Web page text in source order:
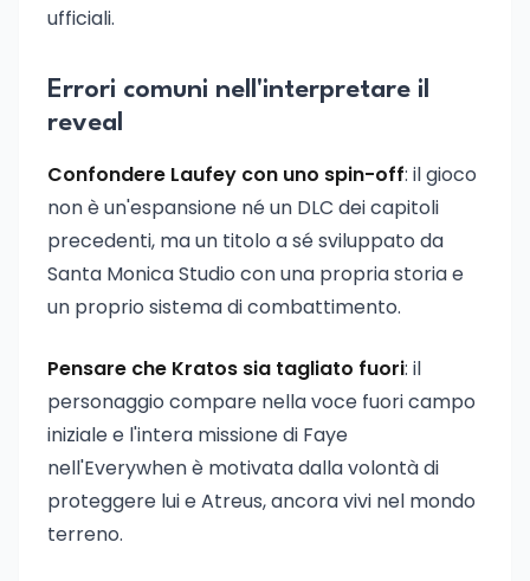
ufficiali.
Errori comuni nell'interpretare il
reveal
Confondere Laufey con uno spin-off: il gioco
non è un'espansione né un DLC dei capitoli
precedenti, ma un titolo a sé sviluppato da
Santa Monica Studio con una propria storia e
un proprio sistema di combattimento.
Pensare che Kratos sia tagliato fuori: il
personaggio compare nella voce fuori campo
iniziale e l'intera missione di Faye
nell'Everywhen è motivata dalla volontà di
proteggere lui e Atreus, ancora vivi nel mondo
terreno.